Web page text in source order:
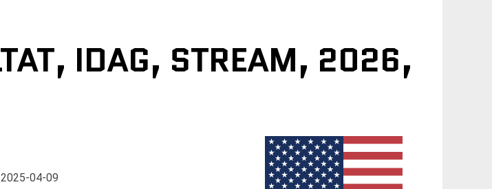
IDAG, STREAM, 2026,
2025-04-09